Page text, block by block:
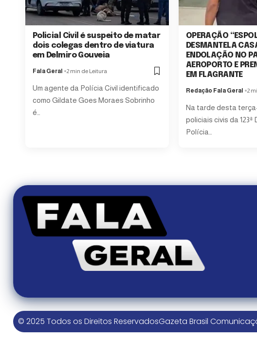
Policial Civil é suspeito de matar
dois colegas dentro de viatura
em Delmiro Gouveia
Fala Geral 2 min de Leitura
Um agente da Polícia Civil identificado
como Gildate Goes Moraes Sobrinho
é…
OPERAÇÃO
DESMANTELA
ENDOLAÇÃO NO
AEROPORTO E
EM FLAGRANTE
Redação Fala Geral 2
Na tarde desta
policiais civis da 123ª
Polícia…
© 2025 Todos os Direitos ReservadosGazeta Brasil